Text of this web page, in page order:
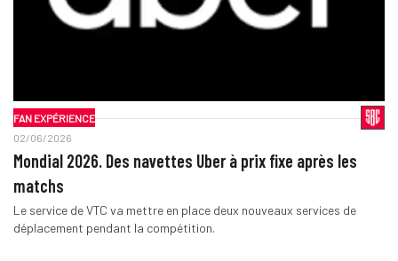
FAN EXPÉRIENCE
02/06/2026
Mondial 2026. Des navettes Uber à prix fixe après les
matchs
Le service de VTC va mettre en place deux nouveaux services de
déplacement pendant la compétition.